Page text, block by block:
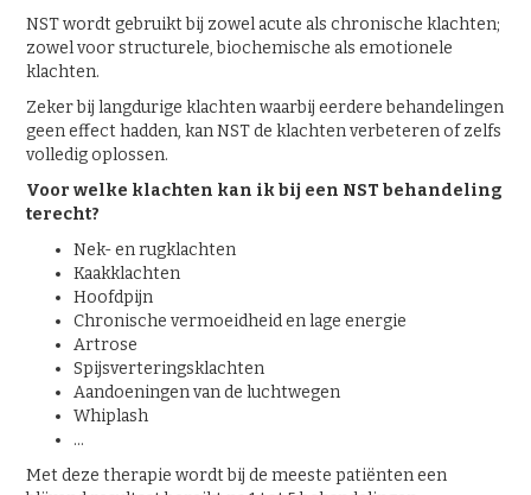
NST wordt gebruikt bij zowel acute als chronische klachten;
zowel voor structurele, biochemische als emotionele
klachten.
Zeker bij langdurige klachten waarbij eerdere behandelingen
geen effect hadden, kan NST de klachten verbeteren of zelfs
volledig oplossen.
Voor welke klachten kan ik bij een NST behandeling
terecht?
Nek- en rugklachten
Kaakklachten
Hoofdpijn
Chronische vermoeidheid en lage energie
Artrose
Spijsverteringsklachten
Aandoeningen van de luchtwegen
Whiplash
…
Met deze therapie wordt bij de meeste patiënten een